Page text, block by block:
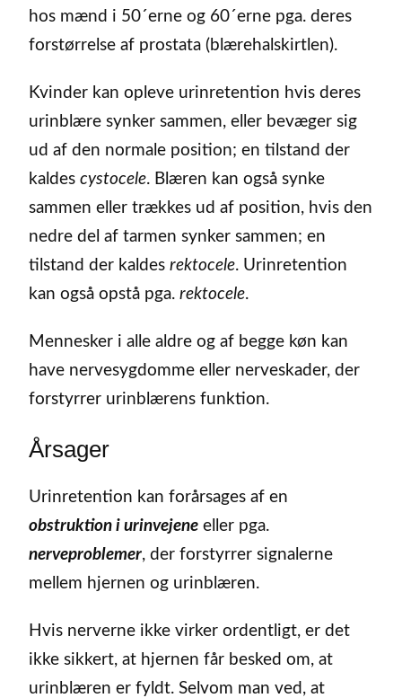
hos mænd i 50´erne og 60´erne pga. deres
forstørrelse af prostata (blærehalskirtlen).
Kvinder kan opleve urinretention hvis deres
urinblære synker sammen, eller bevæger sig
ud af den normale position; en tilstand der
kaldes cystocele. Blæren kan også synke
sammen eller trækkes ud af position, hvis den
nedre del af tarmen synker sammen; en
tilstand der kaldes rektocele. Urinretention
kan også opstå pga. rektocele.
Mennesker i alle aldre og af begge køn kan
have nervesygdomme eller nerveskader, der
forstyrrer urinblærens funktion.
Årsager
Urinretention kan forårsages af en
obstruktion i urinvejene eller pga.
nerveproblemer, der forstyrrer signalerne
mellem hjernen og urinblæren.
Hvis nerverne ikke virker ordentligt, er det
ikke sikkert, at hjernen får besked om, at
urinblæren er fyldt. Selvom man ved, at